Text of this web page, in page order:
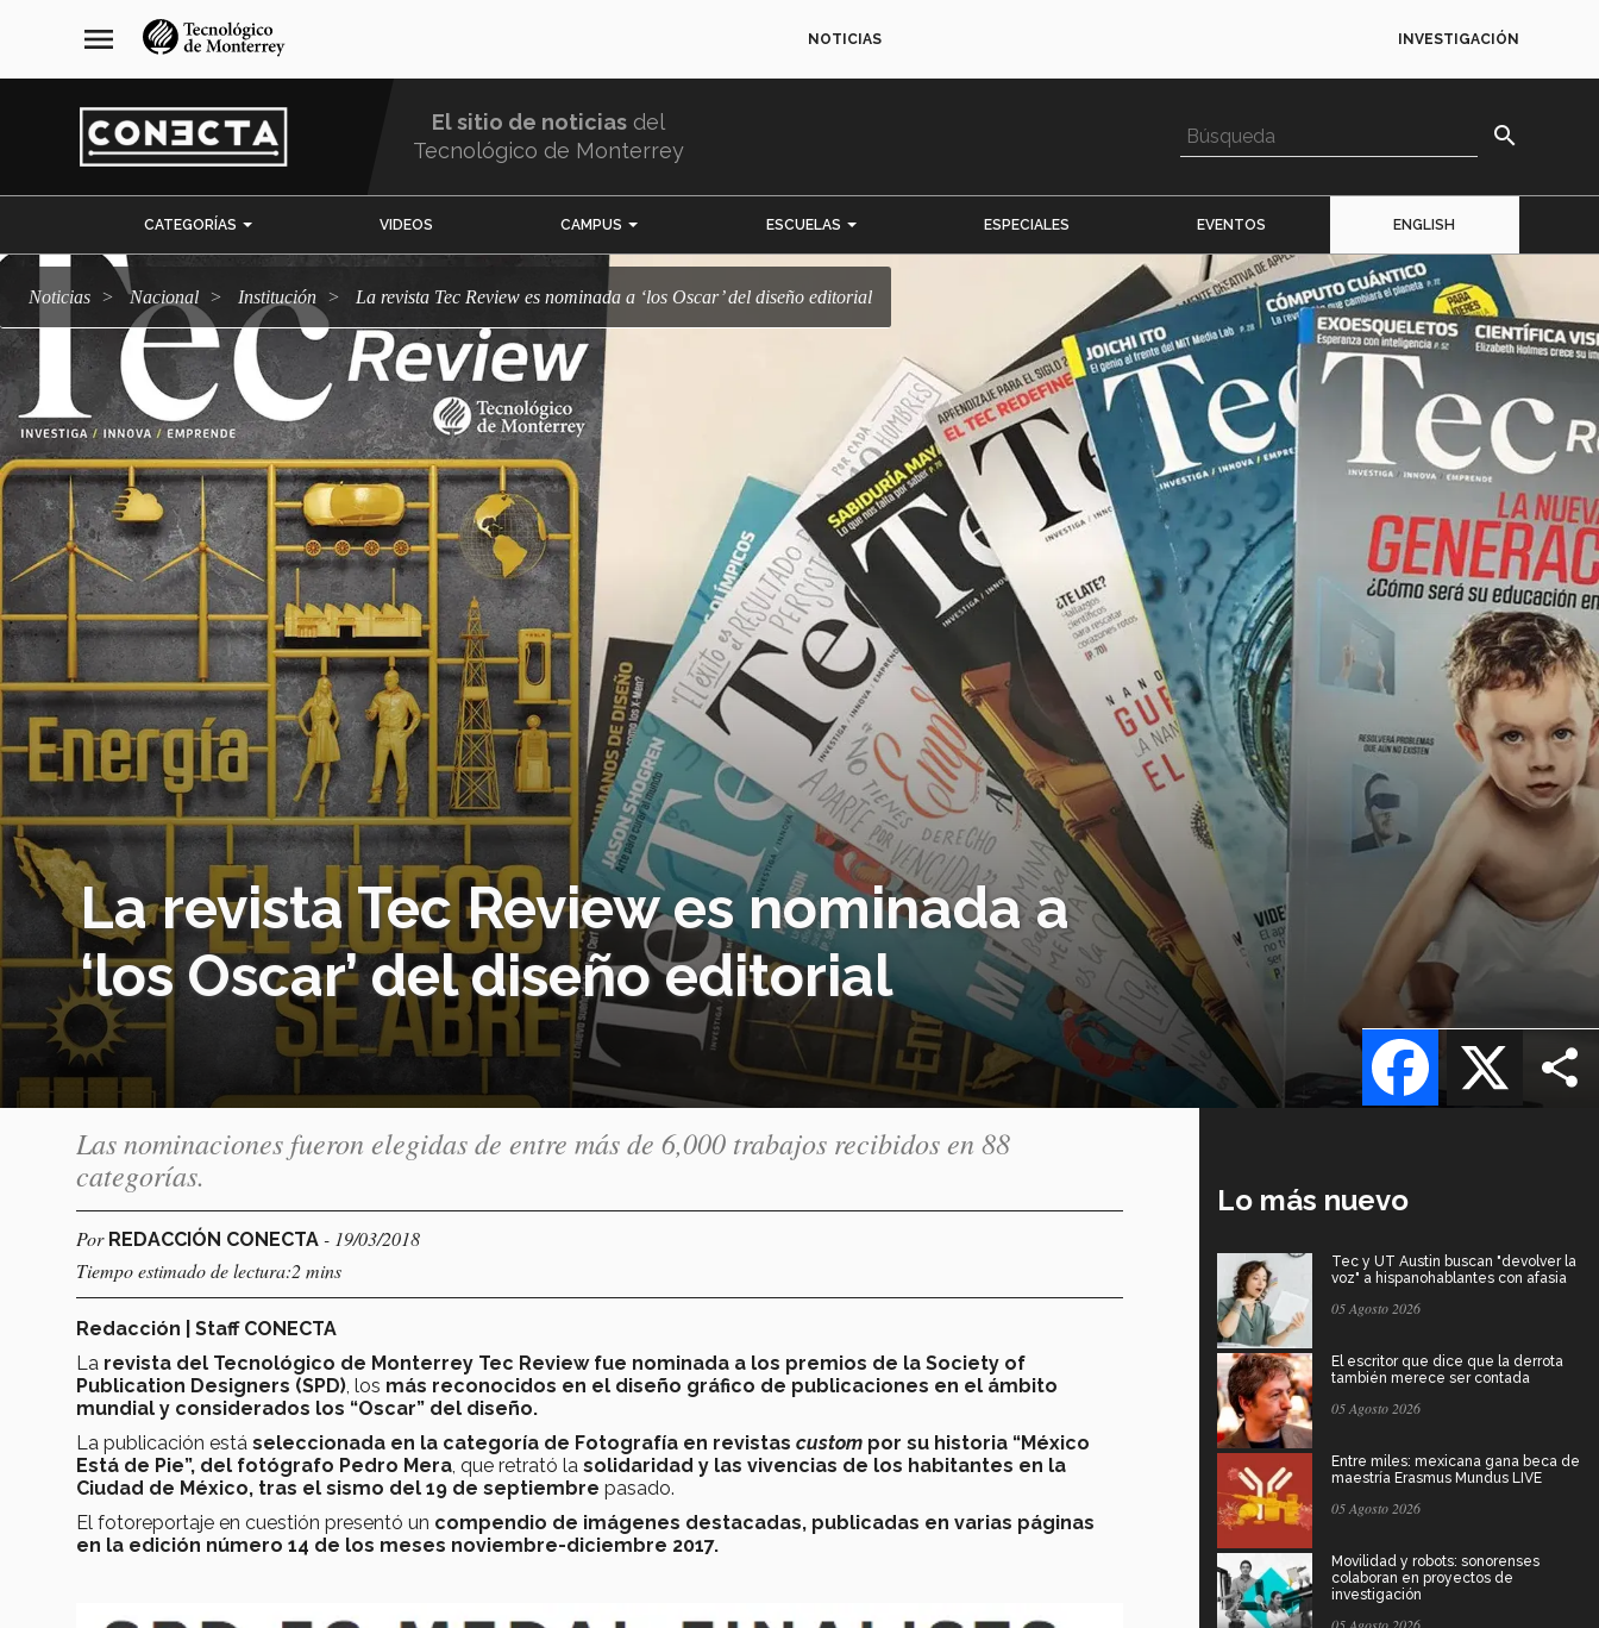
navegación
principal
menu NOTICIAS INVESTIGACIÓN
El sitio de noticias del
Tecnológico de Monterrey
search
CATEGORÍAS VIDEOS CAMPUS ESCUELAS ESPECIALES EVENTOS ENGLISH
Noticias Nacional Institución La revista Tec Review es nominada a ‘los Oscar’ del diseño editorial
La revista Tec Review es nominada a
‘los Oscar’ del diseño editorial
X
Facebook
Las nominaciones fueron elegidas de entre más de 6,000 trabajos recibidos en 88
categorías.
Por REDACCIÓN CONECTA - 19/03/2018
Tiempo estimado de lectura:2 mins
Redacción | Staff CONECTA
La revista del Tecnológico de Monterrey Tec Review fue nominada a los premios de la Society of
Publication Designers (SPD) , los más reconocidos en el diseño gráfico de publicaciones en el ámbito
mundial y considerados los “Oscar” del diseño.
La publicación está seleccionada en la categoría de Fotografía en revistas custom por su historia “México
Está de Pie”, del fotógrafo Pedro Mera , que retrató la solidaridad y las vivencias de los habitantes en la
Ciudad de México, tras el sismo del 19 de septiembre pasado.
El fotoreportaje en cuestión presentó un compendio de imágenes destacadas, publicadas en varias páginas
en la edición número 14 de los meses noviembre-diciembre 2017.
Lo más nuevo
Tec y UT Austin buscan "devolver la
voz" a hispanohablantes con afasia
05 Agosto 2026
El escritor que dice que la derrota
también merece ser contada
05 Agosto 2026
Entre miles: mexicana gana beca de
maestría Erasmus Mundus LIVE
05 Agosto 2026
Movilidad y robots: sonorenses
colaboran en proyectos de
investigación
05 Agosto 2026